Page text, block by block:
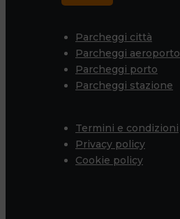
Parcheggi città
Parcheggi aeroporto
Parcheggi porto
Parcheggi stazione
Termini e condizioni
Privacy policy
Cookie policy